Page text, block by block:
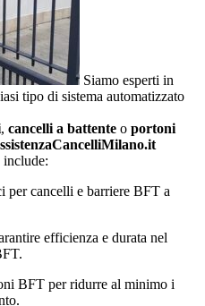
Siamo esperti in
tipo di sistema automatizzato
, cancelli a battente o portoni
include:
per cancelli e barriere BFT a
efficienza e durata nel
BFT per ridurre al minimo i